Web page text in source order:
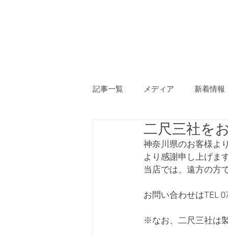
記事一覧 メディア 新着情報
二尺三社を
神奈川県のお客様よ
より感謝申し上げま
当店では、遠方の方
お問い合わせはTEL
※なお、二尺三社は